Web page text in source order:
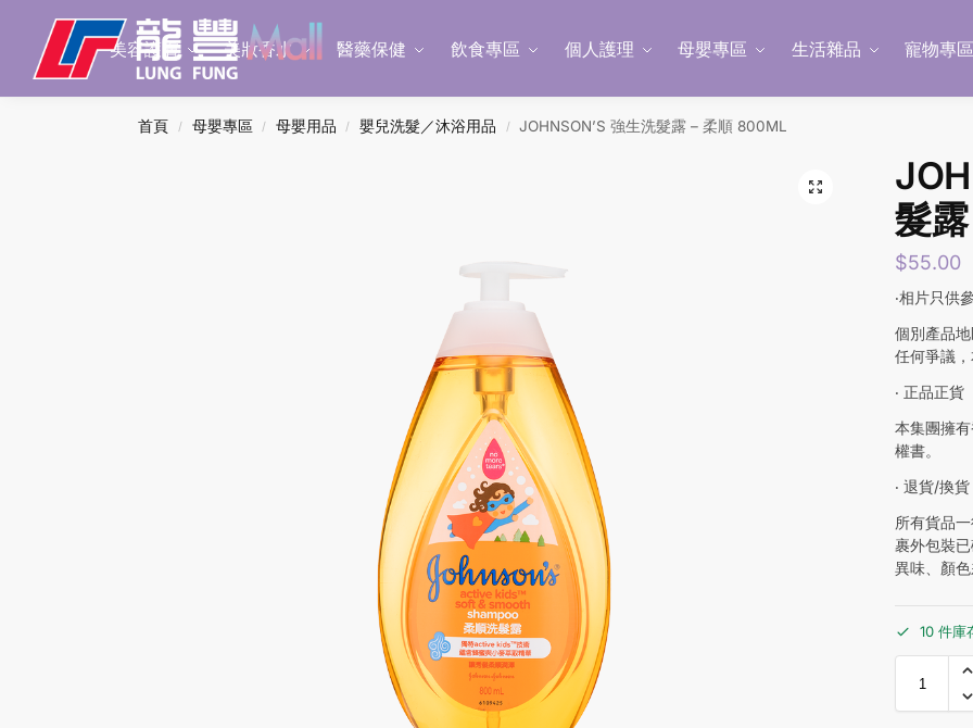
美容護膚 美妝香水 醫藥保健 飲食專區 個人護理 母嬰專區 生活雜品 寵物專
Search
首頁 / 母嬰專區 / 母嬰用品 / 嬰兒洗髮／沐浴用品 / JOHNSON’S 強生洗髮露 – 柔順 800ML
髮
$55.00
‧相片只供
個別產品
任何爭議
‧ 正品正貨
本集團擁
權書。
‧ 退貨/換貨
所有貨品
裹外包裝
異味、顏
10 件庫